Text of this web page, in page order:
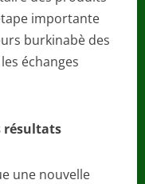
importante
burkinabè des
échanges
résultats
une nouvelle